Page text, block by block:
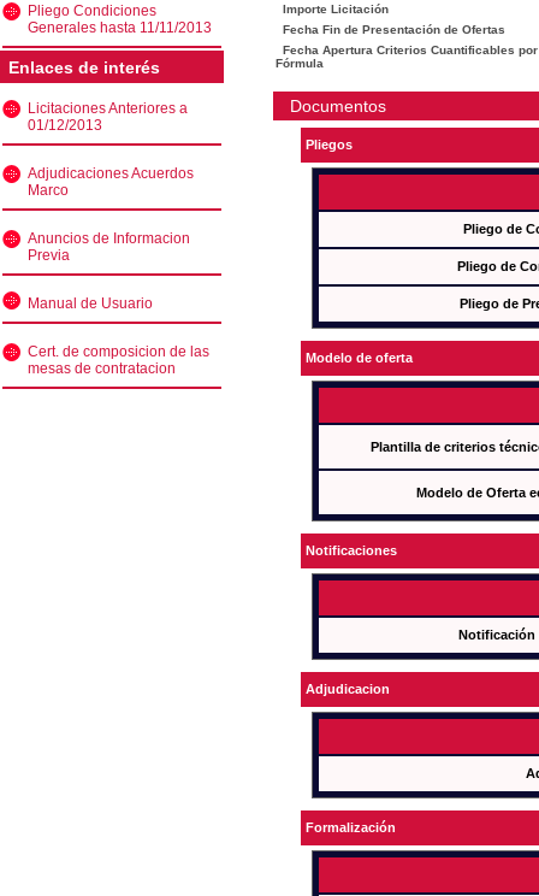
Pliego Condiciones
Generales hasta 11/11/2013
Enlaces de interés
Licitaciones Anteriores a
01/12/2013
Adjudicaciones Acuerdos
Marco
Anuncios de Informacion
Previa
Manual de Usuario
Cert. de composicion de las
mesas de contratacion
Importe Licitación
Fecha Fin de Presentación de Ofertas
Fecha Apertura Criterios Cuantificables por
Fórmula
Documentos
Pliegos
Pliego de
Pliego de
Pliego de
Modelo de oferta
Plantilla de criterios
Modelo de Oferta
Notificaciones
Notificación
Adjudicacion
Formalización